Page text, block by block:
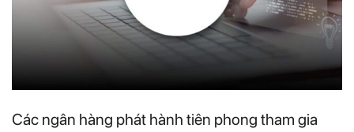
Các ngân hàng phát hành tiên phong tham gia